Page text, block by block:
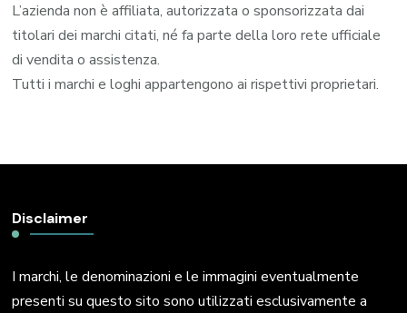
L’azienda non è affiliata, autorizzata o sponsorizzata dai
titolari dei marchi citati, né fa parte della loro rete ufficiale
di vendita o assistenza.
Tutti i marchi e loghi appartengono ai rispettivi proprietari.
Disclaimer
I marchi, le denominazioni e le immagini eventualmente
presenti su questo sito sono utilizzati esclusivamente a